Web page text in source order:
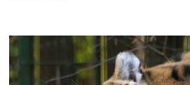
தேர்தல்களில்
யாருக்கு
வெற்றி?